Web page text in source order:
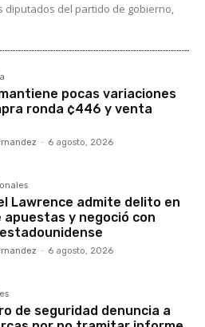
diputados del partido de gobierno,
pocas variaciones
ronda ¢446 y venta
- 6 agosto, 2026
Lawrence admite delito en
apuestas y negoció con
- 6 agosto, 2026
de seguridad denuncia a